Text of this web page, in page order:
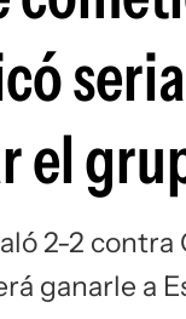
el
2-2 contra
ganarle a